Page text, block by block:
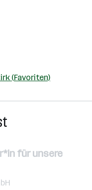
(Favoriten)
für unsere